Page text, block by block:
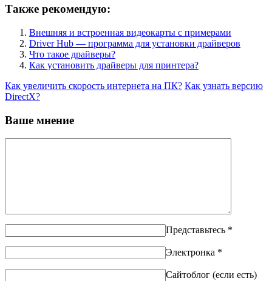
Также рекомендую:
Внешняя и встроенная видеокарты с примерами
Driver Hub — программа для установки драйверов
Что такое драйверы?
Как установить драйверы для принтера?
Как увеличить скорость интернета на ПК? Как узнать версию
DirectX?
Ваше мнение
Представьтесь *
Электронка *
Сайтоблог (если есть)